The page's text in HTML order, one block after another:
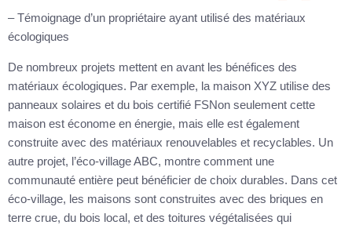
– Témoignage d’un propriétaire ayant utilisé des matériaux
écologiques
De nombreux projets mettent en avant les bénéfices des
matériaux écologiques. Par exemple, la maison XYZ utilise des
panneaux solaires et du bois certifié FSNon seulement cette
maison est économe en énergie, mais elle est également
construite avec des matériaux renouvelables et recyclables. Un
autre projet, l’éco-village ABC, montre comment une
communauté entière peut bénéficier de choix durables. Dans cet
éco-village, les maisons sont construites avec des briques en
terre crue, du bois local, et des toitures végétalisées qui